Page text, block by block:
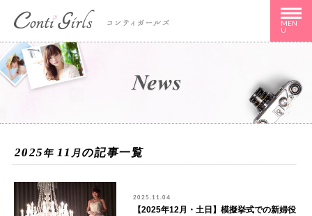
MEN
U
2025年 11月の記事一覧
2025.11.04
【2025年12月・土日】模擬挙式での新婦役